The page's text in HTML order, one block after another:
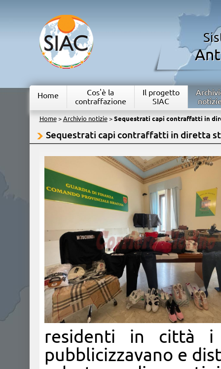
Home
Cos'è la
contraffazione
Il progetto
SIAC
Home> Archivio notizie> Sequestrati capi contraffatti in
Sequestrati capi contraffatti in diretta
residenti in città
pubblicizzavano e